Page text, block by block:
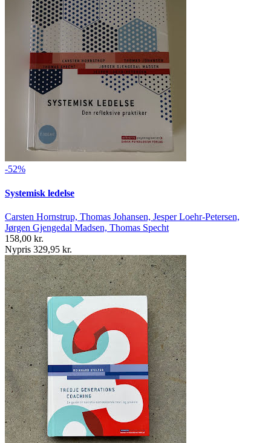
-52%
Systemisk ledelse
Carsten Hornstrup, Thomas Johansen, Jesper Loehr-Petersen,
Jørgen Gjengedal Madsen, Thomas Specht
158,00 kr.
Nypris 329,95 kr.